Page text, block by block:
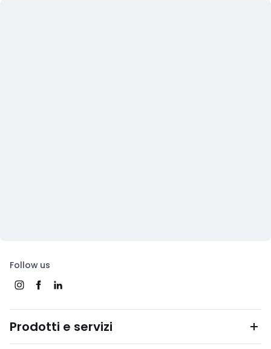
Follow us
Prodotti e servizi